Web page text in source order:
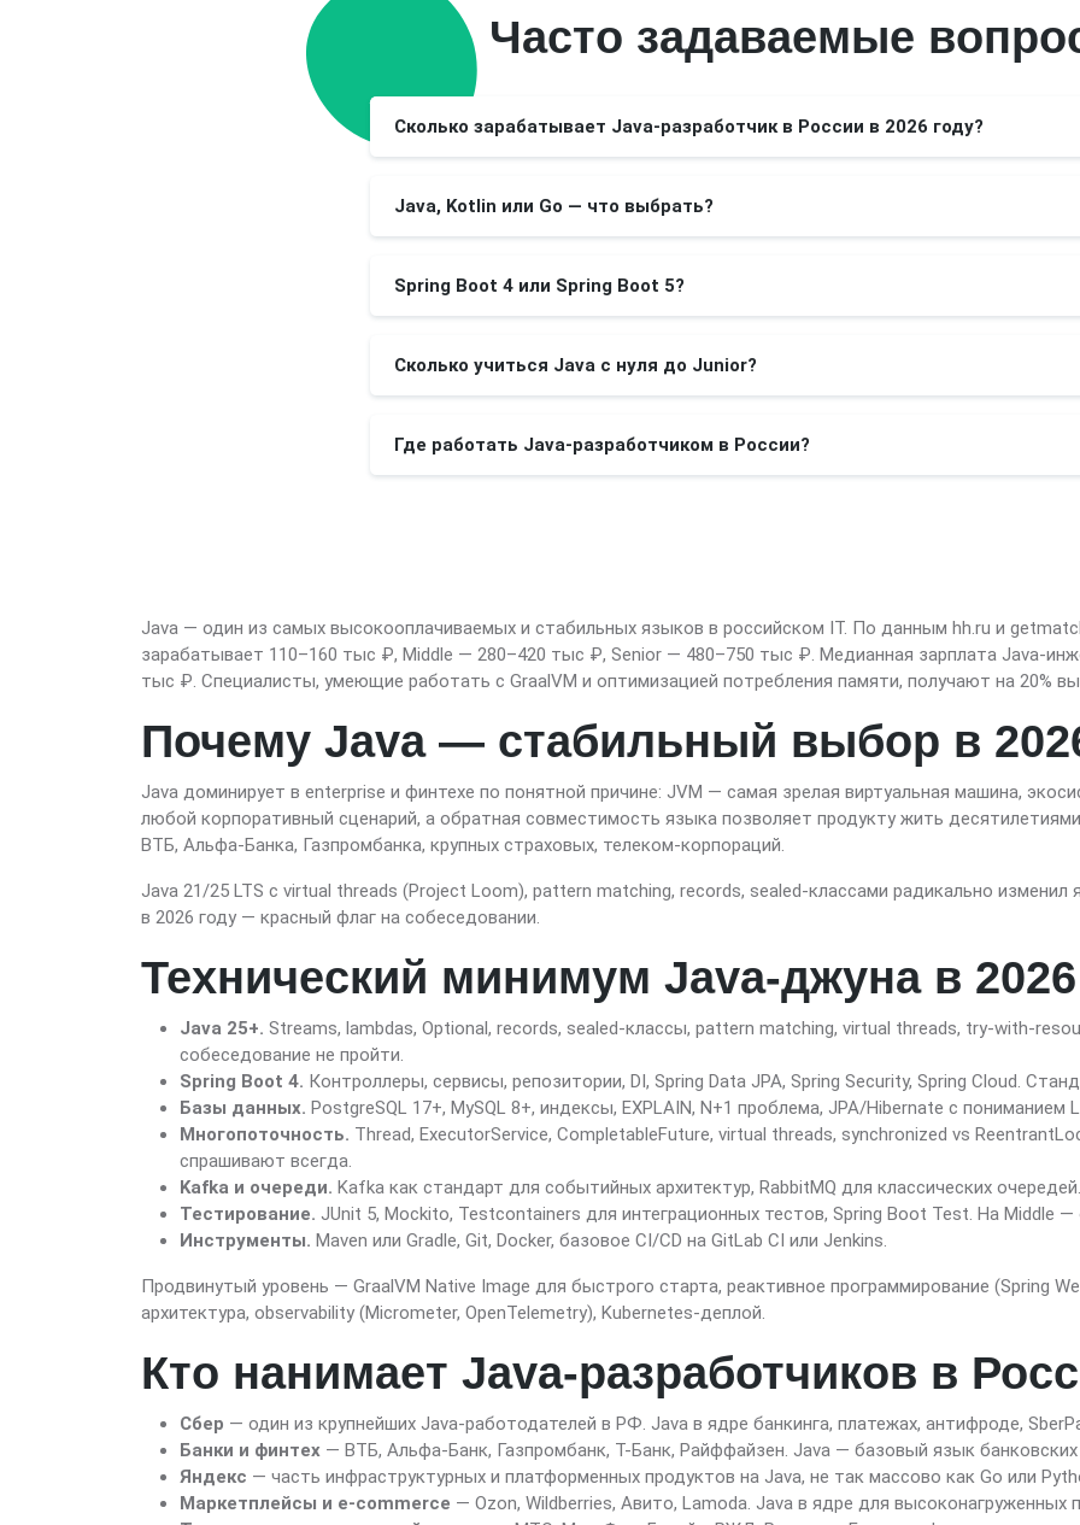
Часто задаваемые
Сколько зарабатывает Java-разработчик в России в 2026 году?
Java, Kotlin или Go — что выбрать?
Spring Boot 4 или Spring Boot 5?
Сколько учиться Java с нуля до Junior?
Где работать Java-разработчиком в России?
Java — один из самых высокооплачиваемых и стабильных языков в российском IT. По данным hh.ru и
зарабатывает 110–160 тыс ₽, Middle — 280–420 тыс ₽, Senior — 480–750 тыс ₽. Медианная зарплата Java-
тыс ₽. Специалисты, умеющие работать с GraalVM и оптимизацией потребления памяти, получают на 20%
Почему Java — стабильный выбор в
Java доминирует в enterprise и финтехе по понятной причине: JVM — самая зрелая виртуальная машина,
любой корпоративный сценарий, а обратная совместимость языка позволяет продукту жить
ВТБ, Альфа-Банка, Газпромбанка, крупных страховых, телеком-корпораций.
Java 21/25 LTS с virtual threads (Project Loom), pattern matching, records, sealed-классами радикально
в 2026 году — красный флаг на собеседовании.
Технический минимум Java-джуна в
Java 25+. Streams, lambdas, Optional, records, sealed-классы, pattern matching, virtual threads, try-with-
собеседование не пройти.
Spring Boot 4. Контроллеры, сервисы, репозитории, DI, Spring Data JPA, Spring Security, Spring Cloud.
Базы данных. PostgreSQL 17+, MySQL 8+, индексы, EXPLAIN, N+1 проблема, JPA/Hibernate с пониманием
Многопоточность. Thread, ExecutorService, CompletableFuture, virtual threads, synchronized vs
спрашивают всегда.
Kafka и очереди. Kafka как стандарт для событийных архитектур, RabbitMQ для классических
Тестирование. JUnit 5, Mockito, Testcontainers для интеграционных тестов, Spring Boot Test. На Middle
Инструменты. Maven или Gradle, Git, Docker, базовое CI/CD на GitLab CI или Jenkins.
Продвинутый уровень — GraalVM Native Image для быстрого старта, реактивное программирование (Spring
архитектура, observability (Micrometer, OpenTelemetry), Kubernetes-деплой.
Кто нанимает Java-разработчиков в
Сбер — один из крупнейших Java-работодателей в РФ. Java в ядре банкинга, платежах, антифроде,
Банки и финтех — ВТБ, Альфа-Банк, Газпромбанк, Т-Банк, Райффайзен. Java — базовый язык банковских
Яндекс — часть инфраструктурных и платформенных продуктов на Java, не так массово как Go или
Маркетплейсы и e-commerce — Ozon, Wildberries, Авито, Lamoda. Java в ядре для высоконагруженных